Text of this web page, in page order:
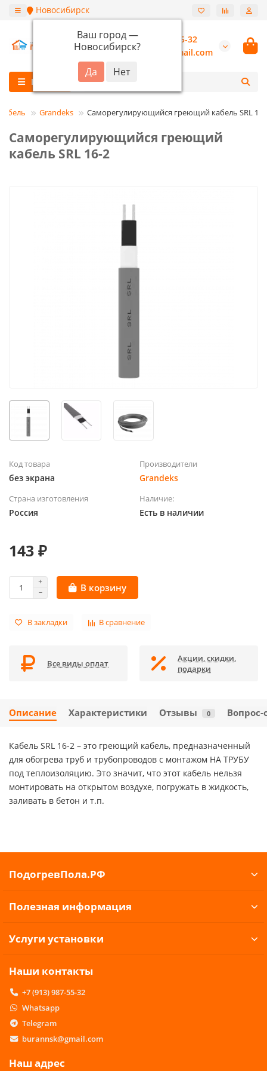
Новосибирск
Ваш город —
Новосибирск?
+7 (913) 987-55-32
burannsk@gmail.com
Каталог
Grandeks Саморегулирующийся греющий кабель SRL 16-
Саморегулирующийся греющий
кабель SRL 16-2
Код товара
без экрана
Производители
Grandeks
Страна изготовления
Россия
Наличие:
Есть в наличии
143 ₽
В корзину
В закладки В сравнение
Все виды оплат
Акции, скидки,
подарки
Описание Характеристики Отзывы 0 Вопрос-
Кабель SRL 16-2 – это греющий кабель, предназначенный
для обогрева труб и трубопроводов с монтажом НА ТРУБУ
под теплоизоляцию. Это значит, что этот кабель нельзя
монтировать на открытом воздухе, погружать в жидкость,
заливать в бетон и т.п.
ПодогревПола.РФ
Полезная информация
Услуги установки
Наши контакты
+7 (913) 987-55-32
Whatsapp
Telegram
burannsk@gmail.com
Наш адрес